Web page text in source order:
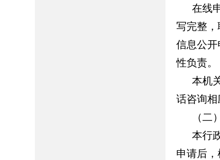
在线
写完整
信息公
性负责
本机
话咨询
（二
本行
申请后